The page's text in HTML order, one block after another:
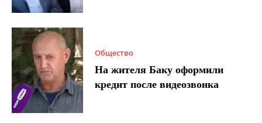
Общество
На жителя Баку оформили
кредит после видеозвонка